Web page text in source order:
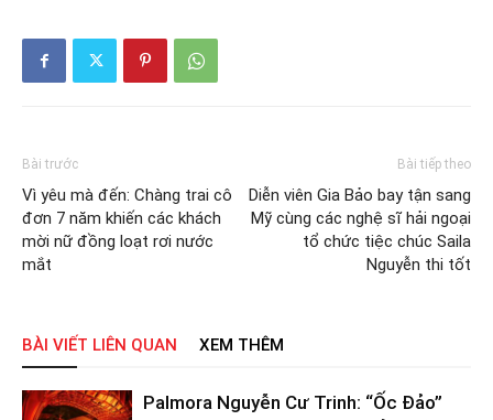
Bài trước
Vì yêu mà đến: Chàng trai cô
đơn 7 năm khiến các khách
mời nữ đồng loạt rơi nước
mắt
Bài tiếp theo
Diễn viên Gia Bảo bay tận sang
Mỹ cùng các nghệ sĩ hải ngoại
tổ chức tiệc chúc Saila
Nguyễn thi tốt
BÀI VIẾT LIÊN QUAN XEM THÊM
Palmora Nguyễn Cư Trinh: “Ốc Đảo”